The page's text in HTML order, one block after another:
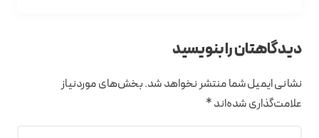
دیدگاهتان را بنویسید
نشانی ایمیل شما منتشر نخواهد شد.بخش‌های موردنیاز
علامت‌گذاری شده‌اند*